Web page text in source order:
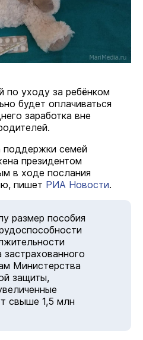
по уходу за ребёнком
будет оплачиваться
заработка вне
семей
президентом
в ходе послания
пишет РИА Новости.
размер пособия
Министерства
защиты,
свыше 1,5 млн